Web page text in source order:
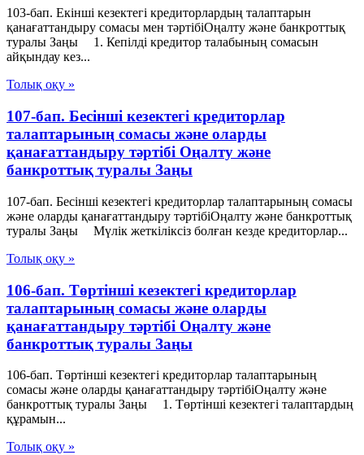
103-бап. Екінші кезектегі кредиторлардың талаптарын
қанағаттандыру сомасы мен тәртібіОңалту және банкроттық
туралы Заңы 1. Кепілді кредитор талабының сомасын
айқындау кез...
Толық оқу »
107-бап. Бесінші кезектегі кредиторлар
талаптарының сомасы және оларды
қанағаттандыру тәртібі Оңалту және
банкроттық туралы Заңы
107-бап. Бесінші кезектегі кредиторлар талаптарының сомасы
және оларды қанағаттандыру тәртібіОңалту және банкроттық
туралы Заңы Мүлік жеткіліксіз болған кезде кредиторлар...
Толық оқу »
106-бап. Төртінші кезектегі кредиторлар
талаптарының сомасы және оларды
қанағаттандыру тәртібі Оңалту және
банкроттық туралы Заңы
106-бап. Төртінші кезектегі кредиторлар талаптарының
сомасы және оларды қанағаттандыру тәртібіОңалту және
банкроттық туралы Заңы 1. Төртінші кезектегі талаптардың
құрамын...
Толық оқу »